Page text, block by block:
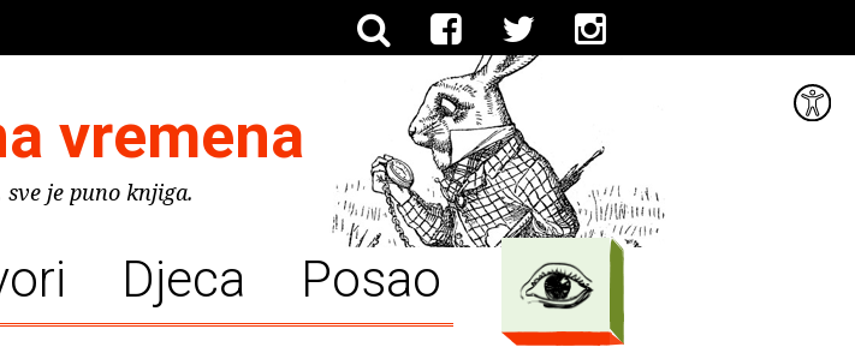
vremena
sve je puno knjiga.
Djeca Posao